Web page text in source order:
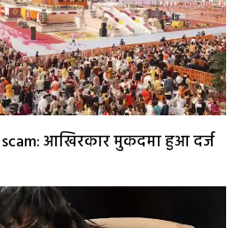
आखिरकार मुकदमा हुआ दर्ज